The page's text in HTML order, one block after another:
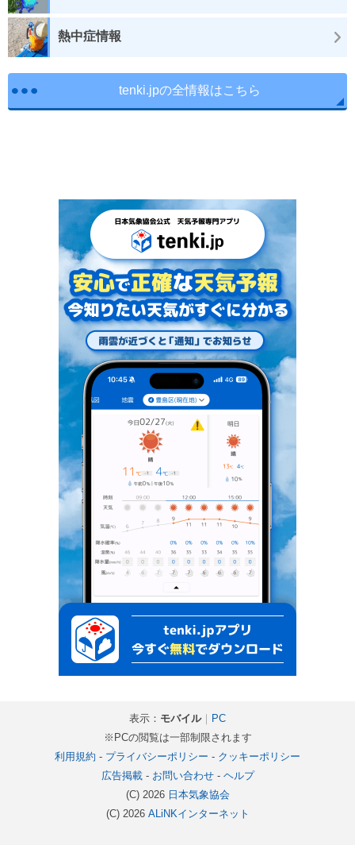
熱中症情報
tenki.jpの全情報はこちら
表示： モバイル｜ PC
※PCの閲覧は一部制限されます
利用規約 - プライバシーポリシー - クッキーポリシー
広告掲載- お問い合わせ- ヘルプ
(C) 2026 日本気象協会
(C) 2026 ALiNKインターネット